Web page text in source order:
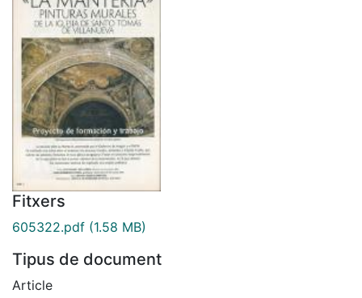
Fitxers
605322.pdf (1.58 MB)
Tipus de document
Article